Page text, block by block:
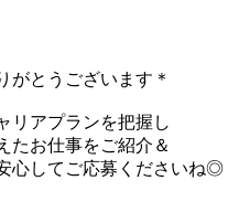
がとうございます＊
リアプランを把握し
たお仕事をご紹介＆
心してご応募くださいね◎